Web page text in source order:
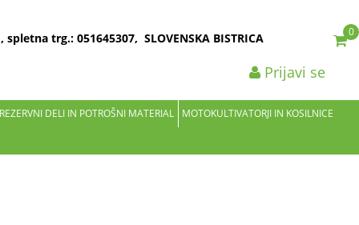
trg.: 051645307, SLOVENSKA BISTRICA 0
Prijavi se
DELI IN POTROŠNI MATERIAL
MOTOKULTIVATORJI IN KOSILNICE